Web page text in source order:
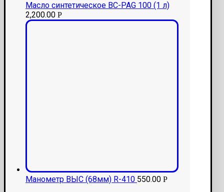
Масло синтетическое BC-PAG 100 (1 л)
2,200.00 Р
Манометр ВЫС (68мм) R-410 550.00 Р